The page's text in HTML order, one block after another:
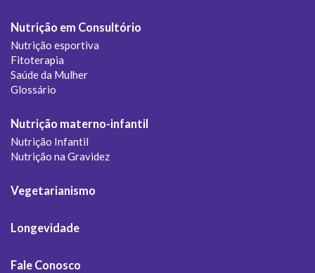
Nutrição em Consultório
Nutrição esportiva
Fitoterapia
Saúde da Mulher
Glossário
Nutrição materno-infantil
Nutrição Infantil
Nutrição na Gravidez
Vegetarianismo
Longevidade
Fale Conosco